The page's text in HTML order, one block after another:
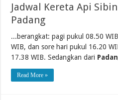
Jadwal Kereta Api
Padang
...berangkat: pagi pukul 08.50
WIB, dan sore hari pukul 16.20
17.38 WIB. Sedangkan dari
Read More »